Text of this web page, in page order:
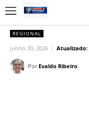
REGIONAL
junho 30, 2026 Atualizado:
Por Evaldo Ribeiro